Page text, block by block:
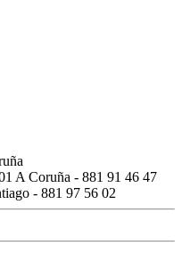
A Coruña - 881 91 46 47
- 881 97 56 02